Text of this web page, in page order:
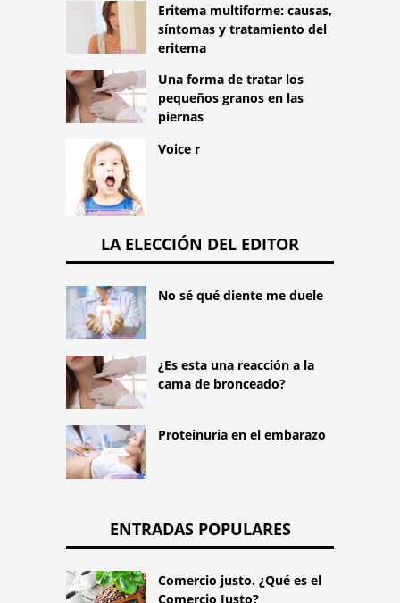
Eritema multiforme: causas,
síntomas y tratamiento del
eritema
Una forma de tratar los
pequeños granos en las
piernas
Voice r
LA ELECCIÓN DEL EDITOR
No sé qué diente me duele
¿Es esta una reacción a la
cama de bronceado?
Proteinuria en el embarazo
ENTRADAS POPULARES
Comercio justo. ¿Qué es el
Comercio Justo?